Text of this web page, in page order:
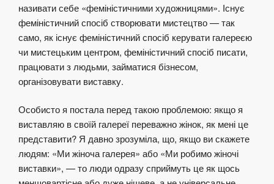
називати себе «феміністичними художницями». Існує
феміністичний спосіб створювати мистецтво — так
само, як існує феміністичний спосіб керувати галереєю
чи мистецьким центром, феміністичний спосіб писати,
працювати з людьми, займатися бізнесом,
організовувати виставку.
Особисто я постала перед такою проблемою: якщо я
виставляю в своїй галереї переважно жінок, як мені це
представити? Я давно зрозуміла, що, якщо ви скажете
людям: «Ми жіноча галерея» або «Ми робимо жіночі
виставки», — то люди одразу сприймуть це як щось